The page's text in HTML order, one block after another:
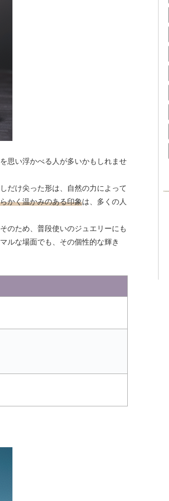
思い浮かべる人が多いかもしれませ
だけ尖った形は、自然の力によって
かく温かみのある印象は、多くの人
のため、普段使いのジュエリーにも
ルな場面でも、その個性的な輝き